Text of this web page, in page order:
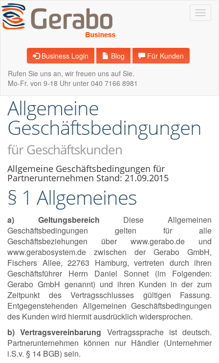
Business Login Blog
Für Kunden
Rufen Sie uns an, wir freuen uns auf Sie.
Mo-Fr. von 9-18 Uhr unter 040 7166 8981
Allgemeine
Geschäftsbedingungen
für Geschäftskunden
Allgemeine Geschäftsbedingungen für
Partnerunternehmen Stand: 21.09.2015
§ 1 Allgemeines
a) Geltungsbereich Diese Allgemeinen
Geschäftsbedingungen gelten für alle
Geschäftsbeziehungen über www.gerabo.de und
www.gerabosystem.de zwischen der Gerabo GmbH,
Fischers Allee, 22763 Hamburg, vertreten durch ihren
Geschäftsführer Herrn Daniel Sonnet (im Folgenden:
Gerabo GmbH genannt) und ihren Kunden in der zum
Zeitpunkt des Vertragsschlusses gültigen Fassung.
Entgegenstehenden Allgemeinen Geschäftsbedingungen
des Kunden wird hiermit ausdrücklich widersprochen.
b) Vertragsvereinbarung Vertragssprache ist deutsch.
Partnerunternehmen können nur Händler (Unternehmer
i.S.v. § 14 BGB) sein.